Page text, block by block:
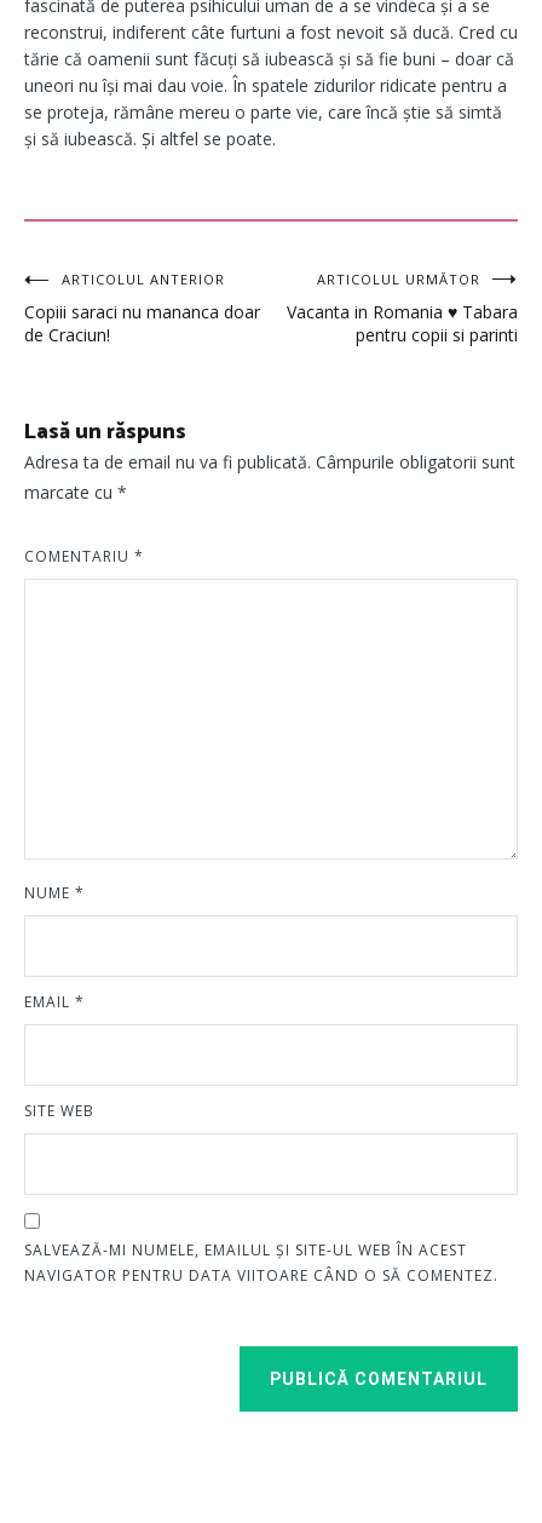
fascinată de puterea psihicului uman de a se vindeca și a se
reconstrui, indiferent câte furtuni a fost nevoit să ducă. Cred cu
tărie că oamenii sunt făcuți să iubească și să fie buni – doar că
uneori nu își mai dau voie. În spatele zidurilor ridicate pentru a
se proteja, rămâne mereu o parte vie, care încă știe să simtă
și să iubească. Și altfel se poate.
Navigare
în
ARTICOLUL ANTERIOR
Copiii saraci nu mananca doar
de Craciun!
ARTICOLUL URMĂTOR
Vacanta in Romania ♥ Tabara
pentru copii si parinti
Lasă un răspuns
Adresa ta de email nu va fi publicată. Câmpurile obligatorii sunt
marcate cu *
COMENTARIU *
NUME *
EMAIL *
SITE WEB
SALVEAZĂ-MI NUMELE, EMAILUL ȘI SITE-UL WEB ÎN ACEST
NAVIGATOR PENTRU DATA VIITOARE CÂND O SĂ COMENTEZ.
PUBLICĂ COMENTARIUL